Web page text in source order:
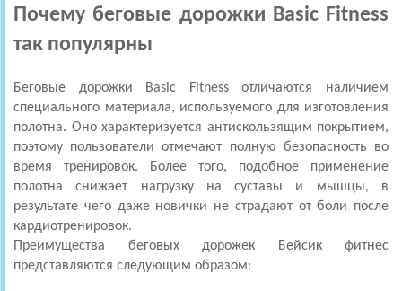
Почему беговые дорожки Basic Fitness
так популярны
Беговые дорожки Basic Fitness отличаются наличием
специального материала, используемого для изготовления
полотна. Оно характеризуется антискользящим покрытием,
поэтому пользователи отмечают полную безопасность во
время тренировок. Более того, подобное применение
полотна снижает нагрузку на суставы и мышцы, в
результате чего даже новички не страдают от боли после
кардиотренировок.
Преимущества беговых дорожек Бейсик фитнес
представляются следующим образом: